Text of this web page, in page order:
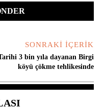
SONRAKI İÇERIK
3 bin yıla dayanan Birgi
köyü çökme tehlikesinde